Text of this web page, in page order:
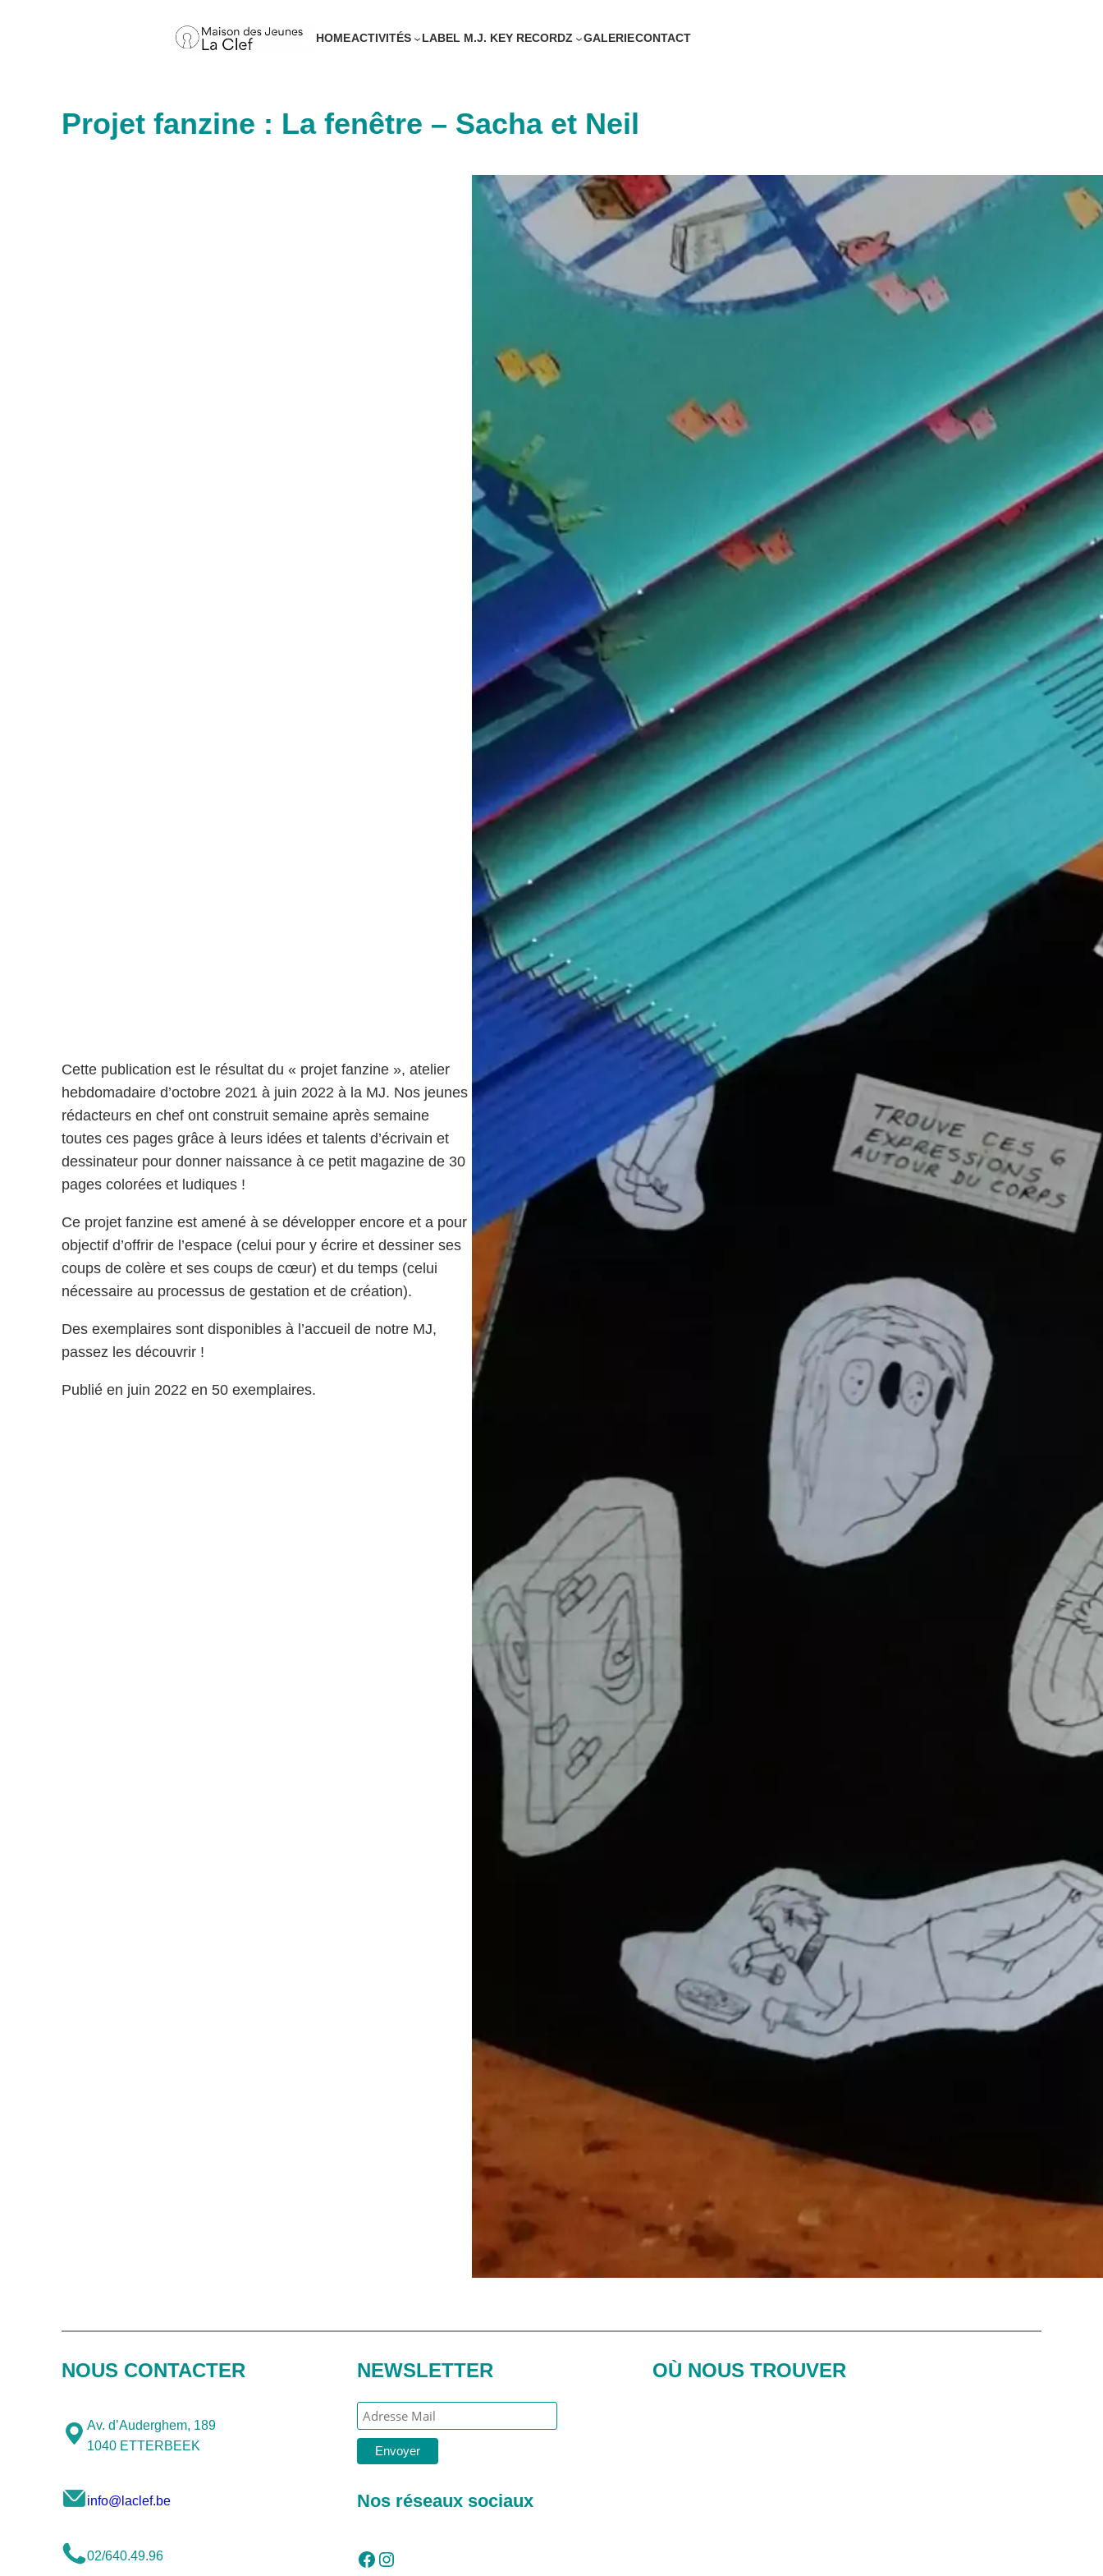
HOMEACTIVITÉS LABEL M.J. KEY RECORDZ GALERIECONTACT
Projet fanzine : La fenêtre – Sacha et Neil
Cette publication est le résultat du « projet fanzine », atelier
hebdomadaire d’octobre 2021 à juin 2022 à la MJ. Nos jeunes
rédacteurs en chef ont construit semaine après semaine
toutes ces pages grâce à leurs idées et talents d’écrivain et
dessinateur pour donner naissance à ce petit magazine de 30
pages colorées et ludiques !
Ce projet fanzine est amené à se développer encore et a pour
objectif d’offrir de l’espace (celui pour y écrire et dessiner ses
coups de colère et ses coups de cœur) et du temps (celui
nécessaire au processus de gestation et de création).
Des exemplaires sont disponibles à l’accueil de notre MJ,
passez les découvrir !
Publié en juin 2022 en 50 exemplaires.
NOUS CONTACTER
Av. d’Auderghem, 189
1040 ETTERBEEK
info@laclef.be
02/640.49.96
NEWSLETTER
Nos réseaux sociaux
Facebook Instagram
OÙ NOUS TROUVER